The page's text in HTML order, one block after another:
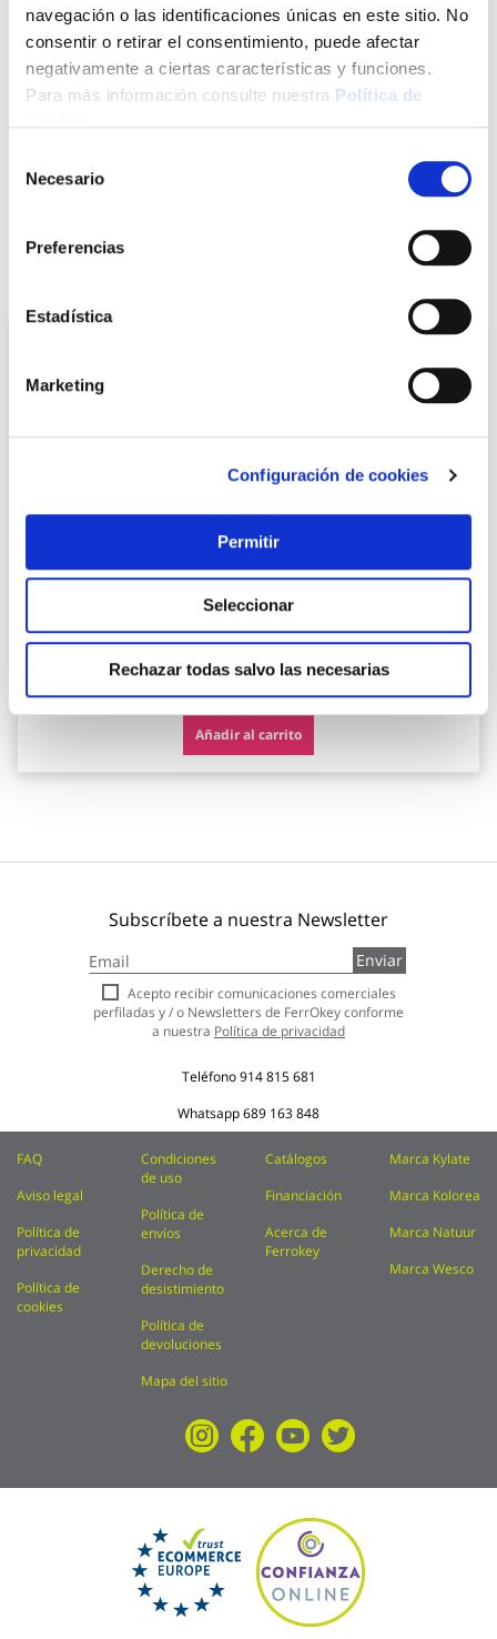
navegación o las identificaciones únicas en este sitio. No
consentir o retirar el consentimiento, puede afectar
negativamente a ciertas características y funciones.
Para más información consulte nuestra Política de
Necesario
Preferencias
Estadística
Marketing
Configuración de cookies
Permitir
Seleccionar
Rechazar todas salvo las necesarias
Click&Collect - Recogida gratis
en nuestras tiendas
Envío a domicilio:
5 días hábiles
Adhesivo pvc rigido gel 1 l griffon
Griffon
15,71 €
Añadir al carrito
Subscríbete a nuestra Newsletter
a
nuestro
boletín
de
Enviar
Acepto recibir comunicaciones comerciales
perfiladas y / o Newsletters de FerrOkey conforme
a nuestra Política de privacidad
Teléfono914 815 681
Whatsapp689 163 848
FAQ
Aviso legal
Política de
privacidad
Política de
cookies
Condiciones
de uso
Política de
envíos
Derecho de
desistimiento
Política de
devoluciones
Mapa del sitio
Catálogos
Financiación
Acerca de
Ferrokey
Marca Kylate
Marca Kolorea
Marca Natuur
Marca Wesco